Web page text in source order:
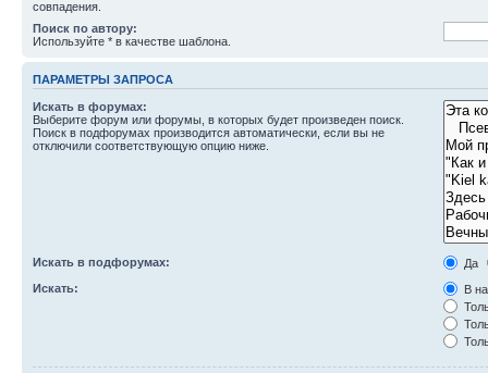
совпадения.
Поиск по автору:
Используйте * в качестве шаблона.
ПАРАМЕТРЫ ЗАПРОСА
Искать в форумах:
Выберите форум или форумы, в которых будет произведен поиск.
Поиск в подфорумах производится автоматически, если вы не
отключили соответствующую опцию ниже.
Искать в подфорумах:
Да
Искать:
В